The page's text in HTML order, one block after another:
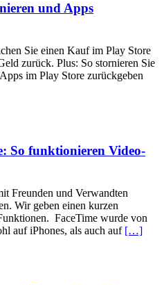
und Apps
Sie einen Kauf im Play Store
zurück. Plus: So stornieren Sie
im Play Store zurückgeben
So funktionieren Video-
Freunden und Verwandten
Wir geben einen kurzen
FaceTime wurde von
auf iPhones, als auch auf […]